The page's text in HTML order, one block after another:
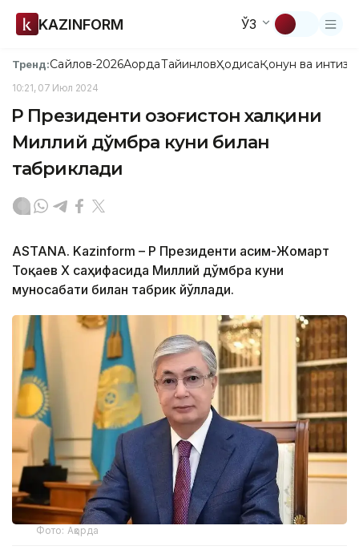
KAZINFORM ЎЗ
Тренд:Сайлов-2026АқордаТайинловҲодисаҚонун ва
10:21, 07 Июл 2024
ҚР Президенти Қозоғистон халқини
Миллий дўмбра куни билан
табриклади
ASTANA. Kazinform – ҚР Президенти Қасим-Жомарт
Тоқаев Х саҳифасида Миллий дўмбра куни
муносабати билан табрик йўллади.
Фото: Ақорда